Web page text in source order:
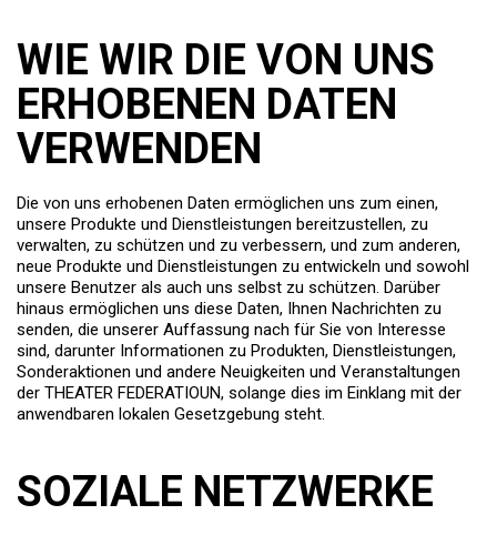
WIE WIR DIE VON UNS
ERHOBENEN DATEN
VERWENDEN
Die von uns erhobenen Daten ermöglichen uns zum einen,
unsere Produkte und Dienstleistungen bereitzustellen, zu
verwalten, zu schützen und zu verbessern, und zum anderen,
neue Produkte und Dienstleistungen zu entwickeln und sowohl
unsere Benutzer als auch uns selbst zu schützen. Darüber
hinaus ermöglichen uns diese Daten, Ihnen Nachrichten zu
senden, die unserer Auffassung nach für Sie von Interesse
sind, darunter Informationen zu Produkten, Dienstleistungen,
Sonderaktionen und andere Neuigkeiten und Veranstaltungen
der THEATER FEDERATIOUN, solange dies im Einklang mit der
anwendbaren lokalen Gesetzgebung steht.
SOZIALE NETZWERKE